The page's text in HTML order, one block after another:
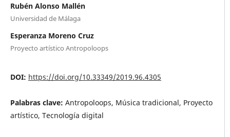
Rubén Alonso Mallén
Universidad de Málaga
Esperanza Moreno Cruz
Proyecto artístico Antropoloops
DOI: https://doi.org/10.33349/2019.96.4305
Palabras clave: Antropoloops, Música tradicional, Proyecto
artístico, Tecnología digital